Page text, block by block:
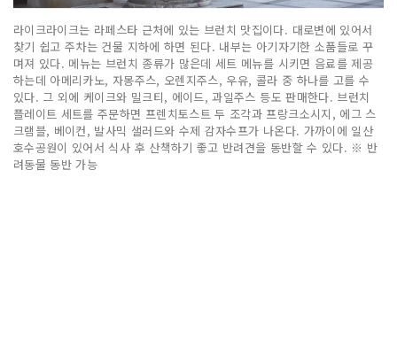
라이크라이크는 라페스타 근처에 있는 브런치 맛집이다. 대로변에 있어서
찾기 쉽고 주차는 건물 지하에 하면 된다. 내부는 아기자기한 소품들로 꾸
며져 있다. 메뉴는 브런치 종류가 많은데 세트 메뉴를 시키면 음료를 제공
하는데 아메리카노, 자몽주스, 오렌지주스, 우유, 콜라 중 하나를 고를 수
있다. 그 외에 케이크와 밀크티, 에이드, 과일주스 등도 판매한다. 브런치
플레이트 세트를 주문하면 프렌치토스트 두 조각과 프랑크소시지, 에그 스
크램블, 베이컨, 발사믹 샐러드와 수제 감자수프가 나온다. 가까이에 일산
호수공원이 있어서 식사 후 산책하기 좋고 반려견을 동반할 수 있다. ※ 반
려동물 동반 가능